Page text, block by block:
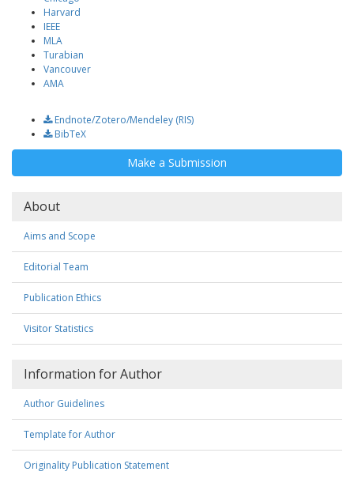
Harvard
IEEE
MLA
Turabian
Vancouver
AMA
Endnote/Zotero/Mendeley (RIS)
BibTeX
Make
a
Make a Submission
About
Aims and Scope
Editorial Team
Publication Ethics
Visitor Statistics
Information for Author
Author Guidelines
Template for Author
Originality Publication Statement